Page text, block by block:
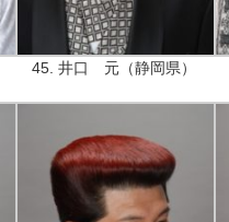
45. 井口 元（静岡県）